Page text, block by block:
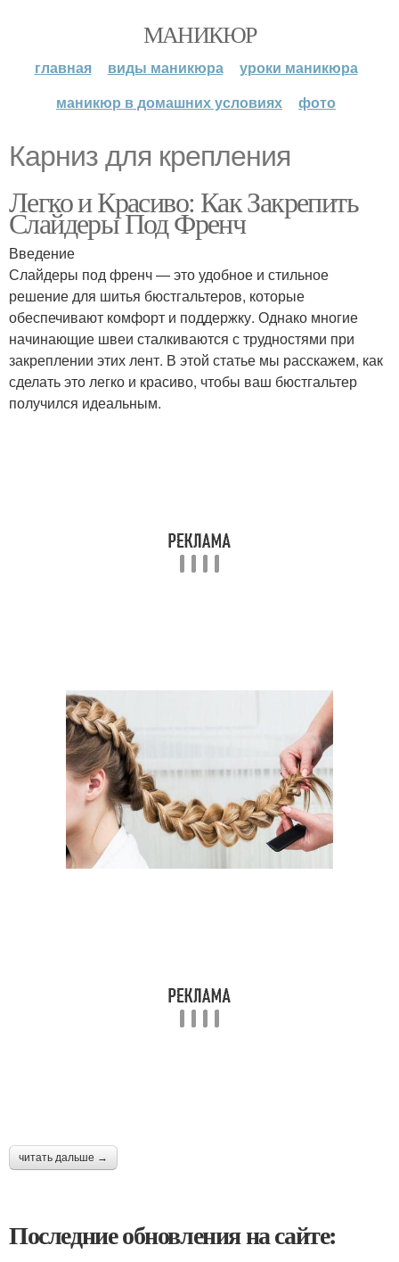
МАНИКЮР
главная виды маникюра
уроки маникюра
маникюр в домашних условиях
фото
Карниз для крепления
Легко и Красиво: Как Закрепить
Слайдеры Под Френч
Введение
Слайдеры под френч — это удобное и стильное
решение для шитья бюстгальтеров, которые
обеспечивают комфорт и поддержку. Однако многие
начинающие швеи сталкиваются с трудностями при
закреплении этих лент. В этой статье мы расскажем, как
сделать это легко и красиво, чтобы ваш бюстгальтер
получился идеальным.
читать дальше →
Последние обновления на сайте: